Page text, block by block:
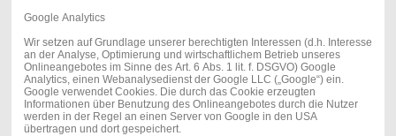
Google Analytics
Wir setzen auf Grundlage unserer berechtigten Interessen (d.h. Interesse
an der Analyse, Optimierung und wirtschaftlichem Betrieb unseres
Onlineangebotes im Sinne des Art. 6 Abs. 1 lit. f. DSGVO) Google
Analytics, einen Webanalysedienst der Google LLC („Google“) ein.
Google verwendet Cookies. Die durch das Cookie erzeugten
Informationen über Benutzung des Onlineangebotes durch die Nutzer
werden in der Regel an einen Server von Google in den USA
übertragen und dort gespeichert.